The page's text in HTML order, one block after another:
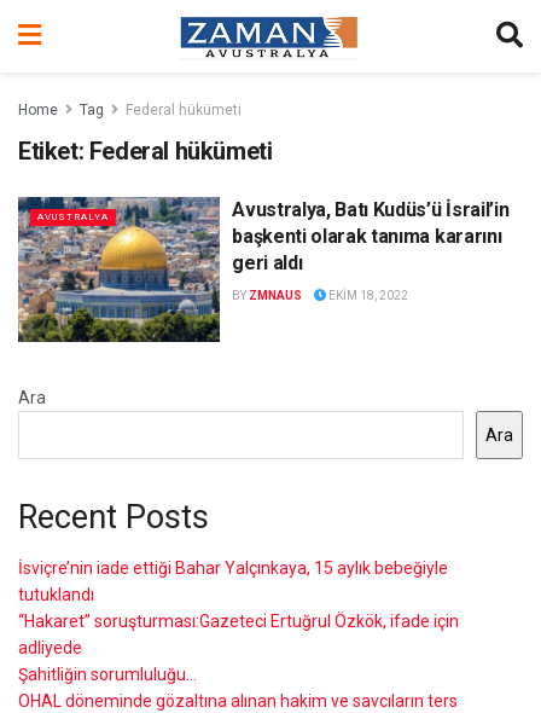
Home Tag Federal hükümeti
Etiket: Federal hükümeti
AVUSTRALYA
Avustralya, Batı Kudüs’ü İsrail’in
başkenti olarak tanıma kararını
geri aldı
BY ZMNAUS EKIM 18, 2022
Ara
Ara
Recent Posts
İsviçre’nin iade ettiği Bahar Yalçınkaya, 15 aylık bebeğiyle
tutuklandı
“Hakaret” soruşturması:Gazeteci Ertuğrul Özkök, ifade için
adliyede
Şahitliğin sorumluluğu…
OHAL döneminde gözaltına alınan hakim ve savcıların ters